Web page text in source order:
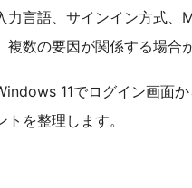
力言語、サインイン方式
複数の要因が関係する場合
11でログイン画面
を整理します。